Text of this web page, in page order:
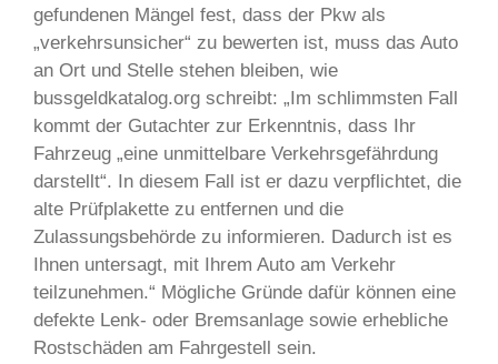
gefundenen Mängel fest, dass der Pkw als
„verkehrsunsicher“ zu bewerten ist, muss das Auto
an Ort und Stelle stehen bleiben, wie
bussgeldkatalog.org schreibt: „Im schlimmsten Fall
kommt der Gutachter zur Erkenntnis, dass Ihr
Fahrzeug „eine unmittelbare Verkehrsgefährdung
darstellt“. In diesem Fall ist er dazu verpflichtet, die
alte Prüfplakette zu entfernen und die
Zulassungsbehörde zu informieren. Dadurch ist es
Ihnen untersagt, mit Ihrem Auto am Verkehr
teilzunehmen.“ Mögliche Gründe dafür können eine
defekte Lenk- oder Bremsanlage sowie erhebliche
Rostschäden am Fahrgestell sein.